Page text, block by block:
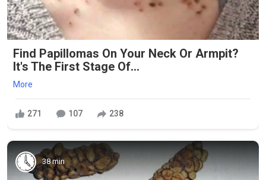
Find Papillomas On Your Neck Or Armpit?
It's The First Stage Of...
More
271 107 238
38 min